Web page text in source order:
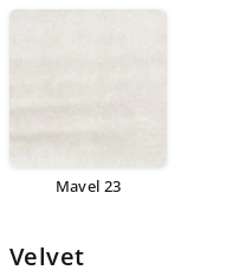
Mavel 23
Velvet